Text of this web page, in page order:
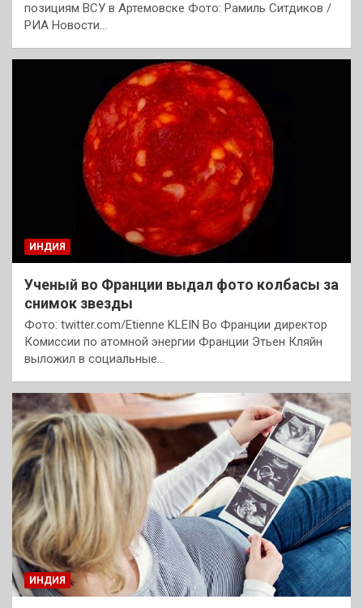
позициям ВСУ в Артемовске Фото: Рамиль Ситдиков /
РИА Новости…
ИНДИЯ
Ученый во Франции выдал фото колбасы за
снимок звезды
Фото: twitter.com/Etienne KLEIN Во Франции директор
Комиссии по атомной энергии Франции Этьен Кляйн
выложил в социальные…
ИНДИЯ